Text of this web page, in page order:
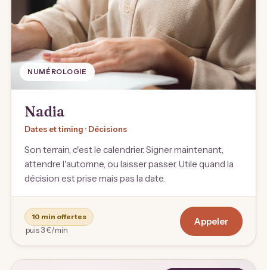
NUMÉROLOGIE
Nadia
Dates et timing · Décisions
Son terrain, c'est le calendrier. Signer maintenant,
attendre l'automne, ou laisser passer. Utile quand la
décision est prise mais pas la date.
10 min offertes
puis 3 €/min
Appeler